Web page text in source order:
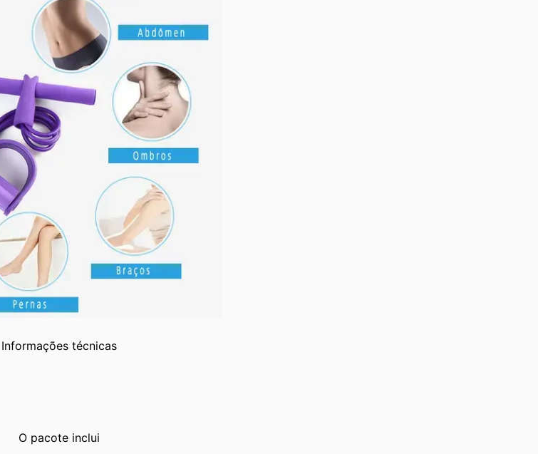
Informações técnicas
O pacote inclui